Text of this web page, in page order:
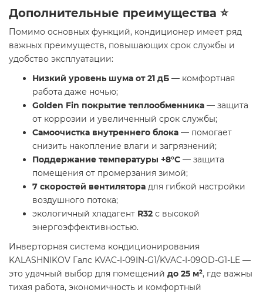
Дополнительные преимущества ⭐
Помимо основных функций, кондиционер имеет ряд
важных преимуществ, повышающих срок службы и
удобство эксплуатации:
Низкий уровень шума от 21 дБ — комфортная
работа даже ночью;
Golden Fin покрытие теплообменника — защита
от коррозии и увеличенный срок службы;
Самоочистка внутреннего блока — помогает
снизить накопление влаги и загрязнений;
Поддержание температуры +8°C — защита
помещения от промерзания зимой;
7 скоростей вентилятора для гибкой настройки
воздушного потока;
экологичный хладагент R32 с высокой
энергоэффективностью.
Инверторная система кондиционирования
KALASHNIKOV Галс KVAC-I-09IN-G1/KVAC-I-09OD-G1-LE —
это удачный выбор для помещений до 25 м², где важны
тихая работа, экономичность и комфортный